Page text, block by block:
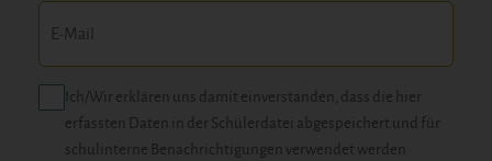
Ich/Wir erklären uns damit einverstanden, dass die hier
erfassten Daten in der Schülerdatei abgespeichert und für
schulinterne Benachrichtigungen verwendet werden